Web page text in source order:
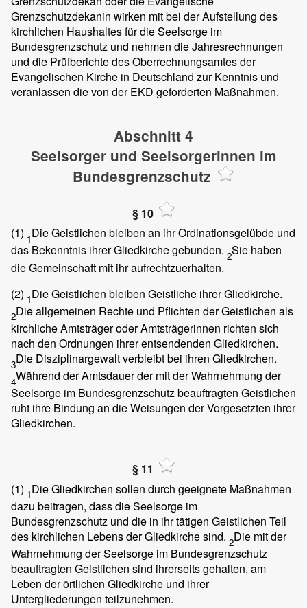
Grenzschutzdekanin wirken mit bei der Aufstellung des
kirchlichen Haushaltes für die Seelsorge im
Bundesgrenzschutz und nehmen die Jahresrechnungen
und die Prüfberichte des Oberrechnungsamtes der
Evangelischen Kirche in Deutschland zur Kenntnis und
veranlassen die von der EKD geforderten Maßnahmen.
Abschnitt 4
Seelsorger und Seelsorgerinnen im
Bundesgrenzschutz
§ 10
(1) 1Die Geistlichen bleiben an ihr Ordinationsgelübde und
das Bekenntnis ihrer Gliedkirche gebunden. 2Sie haben
die Gemeinschaft mit ihr aufrechtzuerhalten.
(2) 1Die Geistlichen bleiben Geistliche ihrer Gliedkirche.
2Die allgemeinen Rechte und Pflichten der Geistlichen als
kirchliche Amtsträger oder Amtsträgerinnen richten sich
nach den Ordnungen ihrer entsendenden Gliedkirchen.
3Die Disziplinargewalt verbleibt bei ihren Gliedkirchen.
4Während der Amtsdauer der mit der Wahrnehmung der
Seelsorge im Bundesgrenzschutz beauftragten Geistlichen
ruht ihre Bindung an die Weisungen der Vorgesetzten ihrer
Gliedkirchen.
§ 11
(1) 1Die Gliedkirchen sollen durch geeignete Maßnahmen
dazu beitragen, dass die Seelsorge im
Bundesgrenzschutz und die in ihr tätigen Geistlichen Teil
des kirchlichen Lebens der Gliedkirche sind. 2Die mit der
Wahrnehmung der Seelsorge im Bundesgrenzschutz
beauftragten Geistlichen sind ihrerseits gehalten, am
Leben der örtlichen Gliedkirche und ihrer
Untergliederungen teilzunehmen.